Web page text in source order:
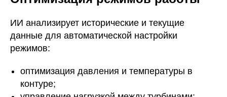
ИИ анализирует исторические и текущие
данные для автоматической настройки
режимов:
оптимизация давления и температуры в
контуре;